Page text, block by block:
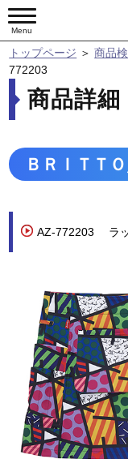
Menu
トップページ ＞商品
772203
商品詳細
ＢＲＩＴＴ
AZ-772203 ラ